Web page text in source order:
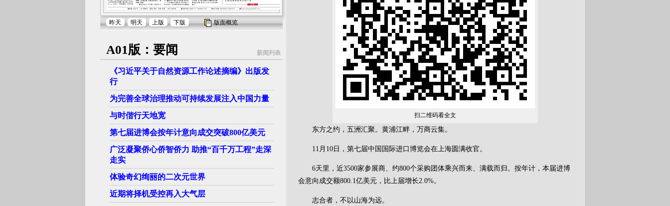
昨天 明天 上版 下版 版面概览
A01版：要闻 新闻列表
《习近平关于自然资源工作论述摘编》出版发
行
为完善全球治理推动可持续发展注入中国力量
与时偕行天地宽
第七届进博会按年计意向成交突破800亿美元
广泛凝聚侨心侨智侨力 助推“百千万工程”走深
走实
体验奇幻绚丽的二次元世界
近期将择机受控再入大气层
扫二维码看全文
东方之约，五洲汇聚。黄浦江畔，万商云集。
11月10日，第七届中国国际进口博览会在上海圆满收官。
6天里，近3500家参展商、约800个采购团体乘兴而来、满载而归。按年计，本届进博
会意向成交额800.1亿美元，比上届增长2.0%。
志合者，不以山海为远。